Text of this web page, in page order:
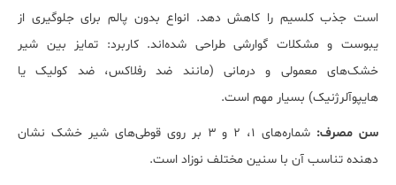
است جذب کلسیم را کاهش دهد. انواع بدون پالم برای جلوگیری از
یبوست و مشکلات گوارشی طراحی شده‌اند. کاربرد: تمایز بین شیر
خشک‌های معمولی و درمانی (مانند ضد رفلاکس، ضد کولیک یا
هایپوآلرژنیک) بسیار مهم است.
سن مصرف:
شماره‌های ۱، ۲ و ۳ بر روی قوطی‌های شیر خشک نشان
‌دهنده تناسب آن با سنین مختلف نوزاد است.